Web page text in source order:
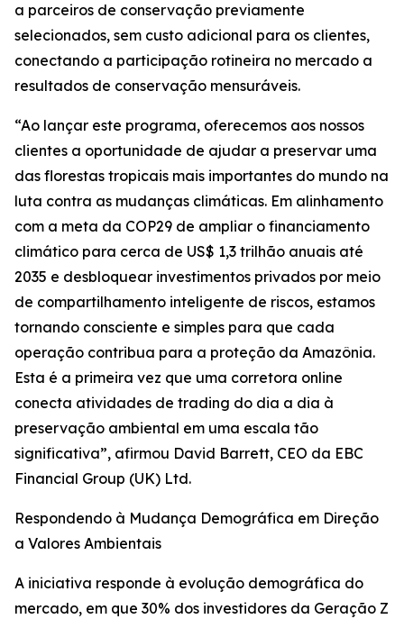
a parceiros de conservação previamente
selecionados, sem custo adicional para os clientes,
conectando a participação rotineira no mercado a
resultados de conservação mensuráveis.
“Ao lançar este programa, oferecemos aos nossos
clientes a oportunidade de ajudar a preservar uma
das florestas tropicais mais importantes do mundo na
luta contra as mudanças climáticas. Em alinhamento
com a meta da COP29 de ampliar o financiamento
climático para cerca de US$ 1,3 trilhão anuais até
2035 e desbloquear investimentos privados por meio
de compartilhamento inteligente de riscos, estamos
tornando consciente e simples para que cada
operação contribua para a proteção da Amazônia.
Esta é a primeira vez que uma corretora online
conecta atividades de trading do dia a dia à
preservação ambiental em uma escala tão
significativa”, afirmou David Barrett, CEO da EBC
Financial Group (UK) Ltd.
Respondendo à Mudança Demográfica em Direção
a Valores Ambientais
A iniciativa responde à evolução demográfica do
mercado, em que 30% dos investidores da Geração Z